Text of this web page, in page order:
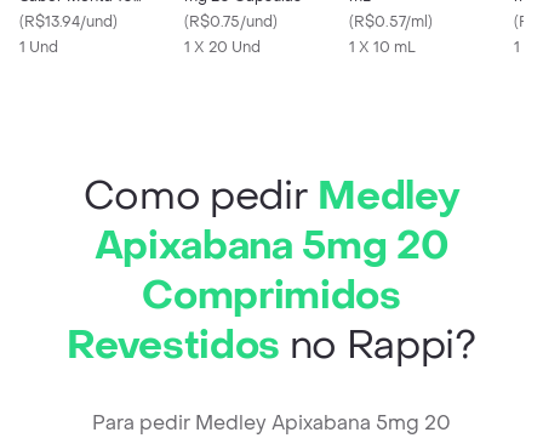
Pastilhas
(R$13.94/und)
1 Und
(R$0.75/und)
1 X 20 Und
(R$0.57/ml)
1 X 10 mL
(
1 X
Como pedir Medley
Apixabana 5mg 20
Comprimidos
Revestidos no Rappi?
Para pedir Medley Apixabana 5mg 20